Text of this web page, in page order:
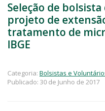
Seleção de
projeto de
tratamento de
IBGE
Categoria: Bolsistas e
Publicado: 30 de Junho de 2017